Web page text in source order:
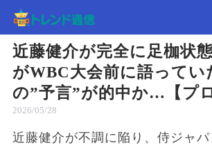
近藤健介が完全に足枷状
がWBC大会前に語ってい
の”予言”が的中か…【プロ
2026/05/28
近藤健介が不調に陥り、侍ジャ
記事
速報